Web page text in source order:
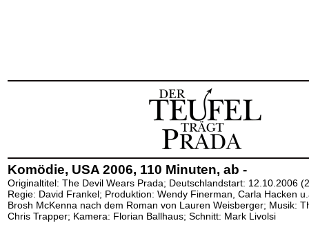
Komödie, USA 2006, 110 Minuten, ab -
Originaltitel: The Devil Wears Prada; Deutschlandstart: 12.10.2006
Regie: David Frankel; Produktion: Wendy Finerman, Carla Hacken
Brosh McKenna nach dem Roman von Lauren Weisberger; Musik:
Chris Trapper; Kamera: Florian Ballhaus; Schnitt: Mark Livolsi